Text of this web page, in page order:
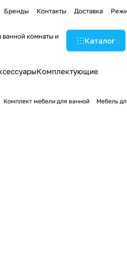
Бренды Контакты Доставка
комнаты и
Каталог
Комплектующие
Комплект мебели для ванной Мебель